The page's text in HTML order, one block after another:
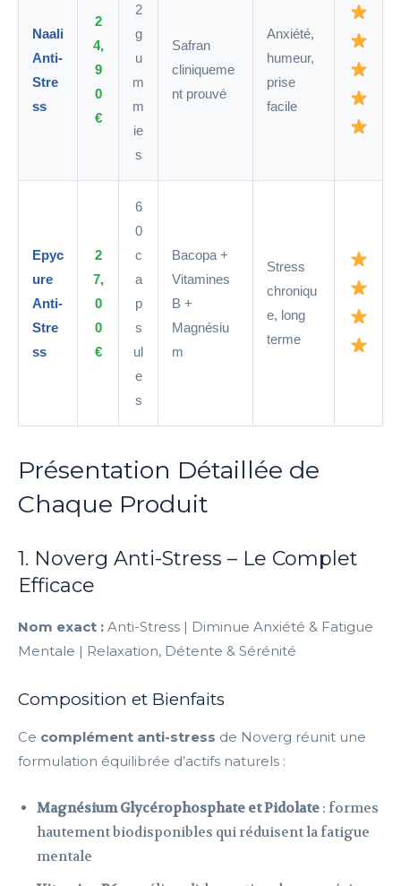
Naali
Anti-
Stre
ss
2
4,
9
0
€
2
g
u
m
m
ie
s
Safran
cliniqueme
nt prouvé
Anxiété,
humeur,
prise
facile
Epyc
ure
Anti-
Stre
ss
2
7,
0
0
€
6
0
c
a
p
s
ul
e
s
Bacopa +
Vitamines
B +
Magnésiu
m
Stress
chroniqu
e, long
terme
Présentation Détaillée de
Chaque Produit
1. Noverg Anti-Stress – Le Complet
Efficace
Nom exact : Anti-Stress | Diminue Anxiété & Fatigue
Mentale | Relaxation, Détente & Sérénité
Composition et Bienfaits
Ce complément anti-stress de Noverg réunit une
formulation équilibrée d’actifs naturels :
Magnésium Glycérophosphate et Pidolate : formes
hautement biodisponibles qui réduisent la fatigue
mentale